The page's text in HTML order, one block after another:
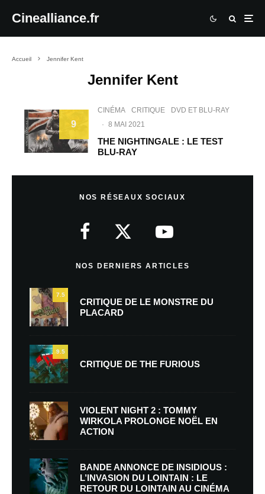
Cinealliance.fr
Accueil Jennifer Kent
Jennifer Kent
9
CINÉMA CRITIQUE
DVD ET BLU-RAY
· 8 MAI 2021
THE NIGHTINGALE : LE TEST
BLU-RAY
NOS RÉSEAUX SOCIAUX
NOS DERNIERS ARTICLES
7.5
CRITIQUE DE LE MONSTRE DU
PLACARD
9.5
CRITIQUE DE THE FURIOUS
VIOLENT NIGHT 2 : TOMMY
WIRKOLA PROLONGE NOËL EN
ACTION
BANDE ANNONCE DE INSIDIOUS :
L’INVASION DU LOINTAIN : LE
RETOUR DU LOINTAIN AU CINÉMA